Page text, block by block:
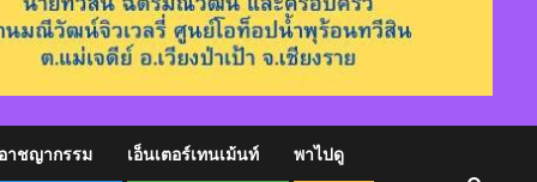
าชญากรรม เอ็นเตอร์เทนเม้นท์ พาไปดู